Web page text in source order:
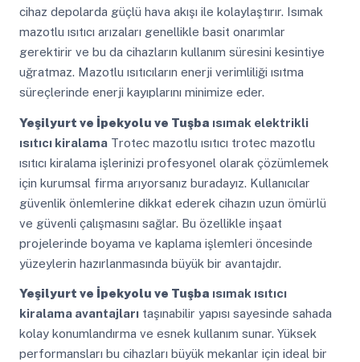
cihaz depolarda güçlü hava akışı ile kolaylaştırır. Isımak
mazotlu ısıtıcı arızaları genellikle basit onarımlar
gerektirir ve bu da cihazların kullanım süresini kesintiye
uğratmaz. Mazotlu ısıtıcıların enerji verimliliği ısıtma
süreçlerinde enerji kayıplarını minimize eder.
Yeşilyurt ve İpekyolu ve Tuşba ısımak elektrikli
ısıtıcı kiralamaTrotec mazotlu ısıtıcı trotec mazotlu
ısıtıcı kiralama işlerinizi profesyonel olarak çözümlemek
için kurumsal firma arıyorsanız buradayız. Kullanıcılar
güvenlik önlemlerine dikkat ederek cihazın uzun ömürlü
ve güvenli çalışmasını sağlar. Bu özellikle inşaat
projelerinde boyama ve kaplama işlemleri öncesinde
yüzeylerin hazırlanmasında büyük bir avantajdır.
Yeşilyurt ve İpekyolu ve Tuşba ısımak ısıtıcı
kiralama avantajlarıtaşınabilir yapısı sayesinde sahada
kolay konumlandırma ve esnek kullanım sunar. Yüksek
performansları bu cihazları büyük mekanlar için ideal bir